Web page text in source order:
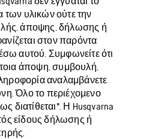
των υλικών ούτε την
άποψης, δήλωσης ή
στον παρόντα
αυτού. Συμφωνείτε ότι
άποψη, συμβουλή,
αναλαμβάνετε
Όλο το περιέχομενο
διατίθεται". Η Husqvarna
είδους δήλωσης ή